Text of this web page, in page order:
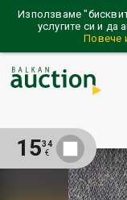
Използваме
услугите си и да
Повече
1534
€